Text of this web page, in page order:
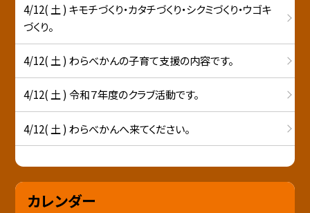
4/12( 土 ) キモチづくり・カタチづくり・シクミづくり・ウゴキ
づくり。
4/12( 土 ) わらべかんの子育て支援の内容です。
4/12( 土 ) 令和７年度のクラブ活動です。
4/12( 土 ) わらべかんへ来てください。
カレンダー